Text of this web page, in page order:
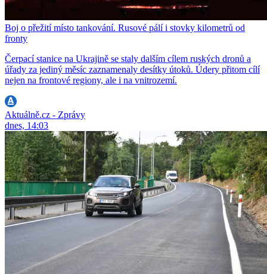
Boj o přežití místo tankování. Rusové pálí i stovky kilometrů od
fronty
Čerpací stanice na Ukrajině se staly dalším cílem ruských dronů a
úřady za jediný měsíc zaznamenaly desítky útoků. Údery přitom cílí
nejen na frontové regiony, ale i na vnitrozemí.
Aktuálně.cz - Zprávy
dnes, 14:03